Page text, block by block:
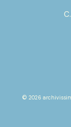
© 2026